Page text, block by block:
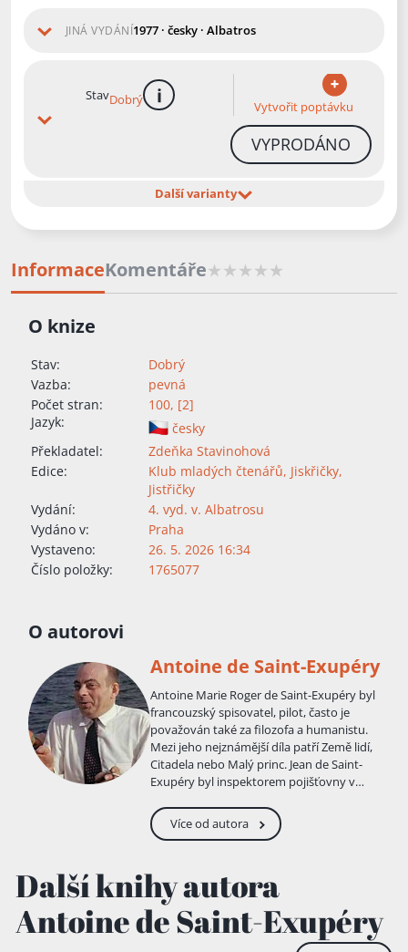
JINÁ VYDÁNÍ1977 · česky · Albatros
StavDobrý více informací Vytvořit poptávku
VYPRODÁNO
Další varianty
InformaceKomentáře
O knize
Stav:
Dobrý
Vazba:
pevná
Počet stran:
100, [2]
Jazyk:
česky
Překladatel:
Zdeňka Stavinohová
Edice:
Klub mladých čtenářů, Jiskřičky,
Jistřičky
Vydání:
4. vyd. v. Albatrosu
Vydáno v:
Praha
Vystaveno:
26. 5. 2026 16:34
Číslo položky:
1765077
O autorovi
Antoine de Saint-Exupéry
Antoine Marie Roger de Saint-Exupéry byl
francouzský spisovatel, pilot, často je
považován také za filozofa a humanistu.
Mezi jeho nejznámější díla patří Země lidí,
Citadela nebo Malý princ. Jean de Saint-
Exupéry byl inspektorem pojišťovny v
Fonscolombe . Vzali se v roce 1896]. Po
narození dvou dcer se jim v Lyonu 29.
Krátce před narozením své dcery Gabriely
Jean de Saint-Exupéry, Antoinův otec,
náhle zemřel. Matka se snažila, aby děti
měly šťastné dětství, a proto trávily část
Více od autora
Další knihy autora
Antoine de Saint-Exupéry